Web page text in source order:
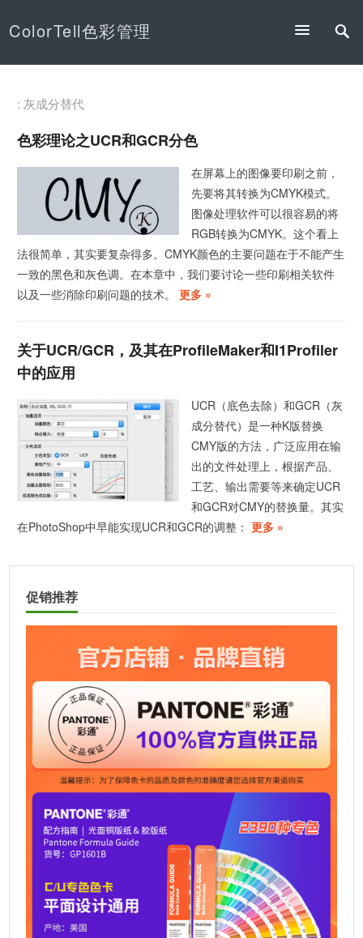
ColorTell色彩管理
: 灰成分替代
色彩理论之UCR和GCR分色
在屏幕上的图像要印刷之前，
先要将其转换为CMYK模式。
图像处理软件可以很容易的将
RGB转换为CMYK。这个看上
法很简单，其实要复杂得多。CMYK颜色的主要问题在于不能产生
一致的黑色和灰色调。在本章中，我们要讨论一些印刷相关软件
以及一些消除印刷问题的技术。
更多 »
关于UCR/GCR，及其在ProfileMaker和i1Profiler
中的应用
UCR（底色去除）和GCR（灰
成分替代）是一种K版替换
CMY版的方法，广泛应用在输
出的文件处理上，根据产品、
工艺、输出需要等来确定UCR
和GCR对CMY的替换量。其实
在PhotoShop中早能实现UCR和GCR的调整： 更多 »
促销推荐